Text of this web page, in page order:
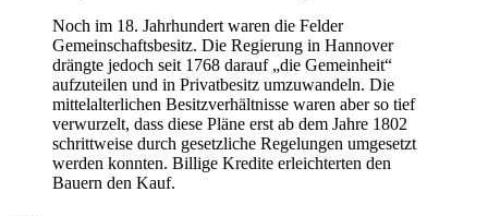
Noch im 18. Jahrhundert waren die Felder
Gemeinschaftsbesitz. Die Regierung in Hannover
drängte jedoch seit 1768 darauf „die Gemeinheit“
aufzuteilen und in Privatbesitz umzuwandeln. Die
mittelalterlichen Besitzverhältnisse waren aber so tief
verwurzelt, dass diese Pläne erst ab dem Jahre 1802
schrittweise durch gesetzliche Regelungen umgesetzt
werden konnten. Billige Kredite erleichterten den
Bauern den Kauf.